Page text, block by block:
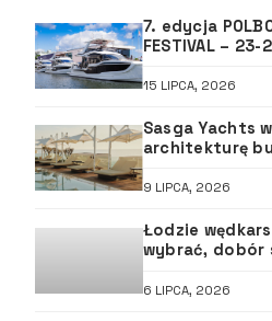
7. edycja
FESTIVAL –
15 LIPCA, 2026
Sasga Yachts
architekturę
9 LIPCA, 2026
Łodzie
wybrać, dobór
6 LIPCA, 2026